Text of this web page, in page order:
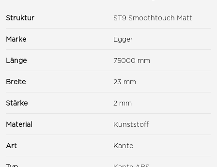
Struktur ST9 Smoothtouch Matt
Marke Egger
Länge 75000 mm
Breite 23 mm
Stärke 2 mm
Material Kunststoff
Art Kante